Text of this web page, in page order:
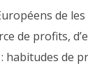
de
de profits,
habitudes de